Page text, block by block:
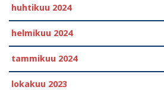
huhtikuu 2024
helmikuu 2024
tammikuu 2024
lokakuu 2023